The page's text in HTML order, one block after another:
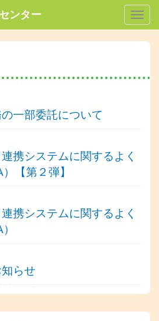
ンター
一部委託について
携システムに関するよく
【第２弾】
携システムに関するよく
知らせ